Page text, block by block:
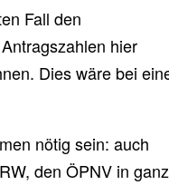
Fall den
hier
Dies wäre bei
nötig sein: auch
den ÖPNV in ganz